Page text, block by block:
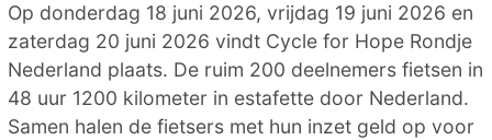
Op donderdag 18 juni 2026, vrijdag 19 juni 2026 en
zaterdag 20 juni 2026 vindt Cycle for Hope Rondje
Nederland plaats. De ruim 200 deelnemers fietsen in
48 uur 1200 kilometer in estafette door Nederland.
Samen halen de fietsers met hun inzet geld op voor